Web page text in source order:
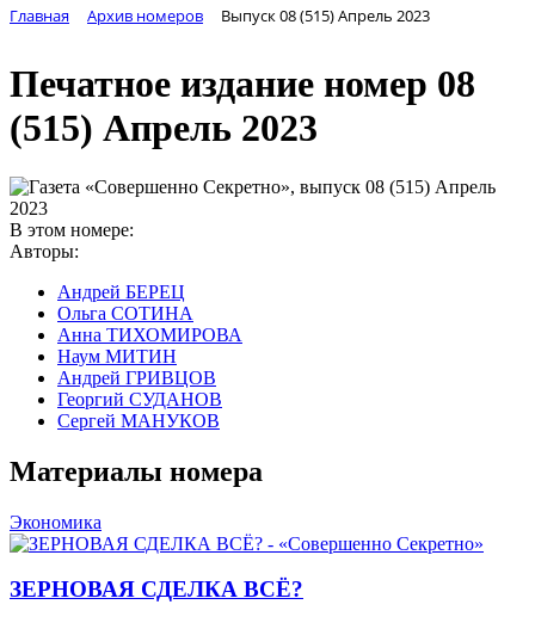
Главная Архив номеров Выпуск 08 (515) Апрель 2023
Печатное издание номер 08
(515) Апрель 2023
В этом номере:
Авторы:
Андрей БЕРЕЦ
Ольга СОТИНА
Анна ТИХОМИРОВА
Наум МИТИН
Андрей ГРИВЦОВ
Георгий СУДАНОВ
Сергей МАНУКОВ
Материалы номера
Экономика
ЗЕРНОВАЯ СДЕЛКА ВСЁ?